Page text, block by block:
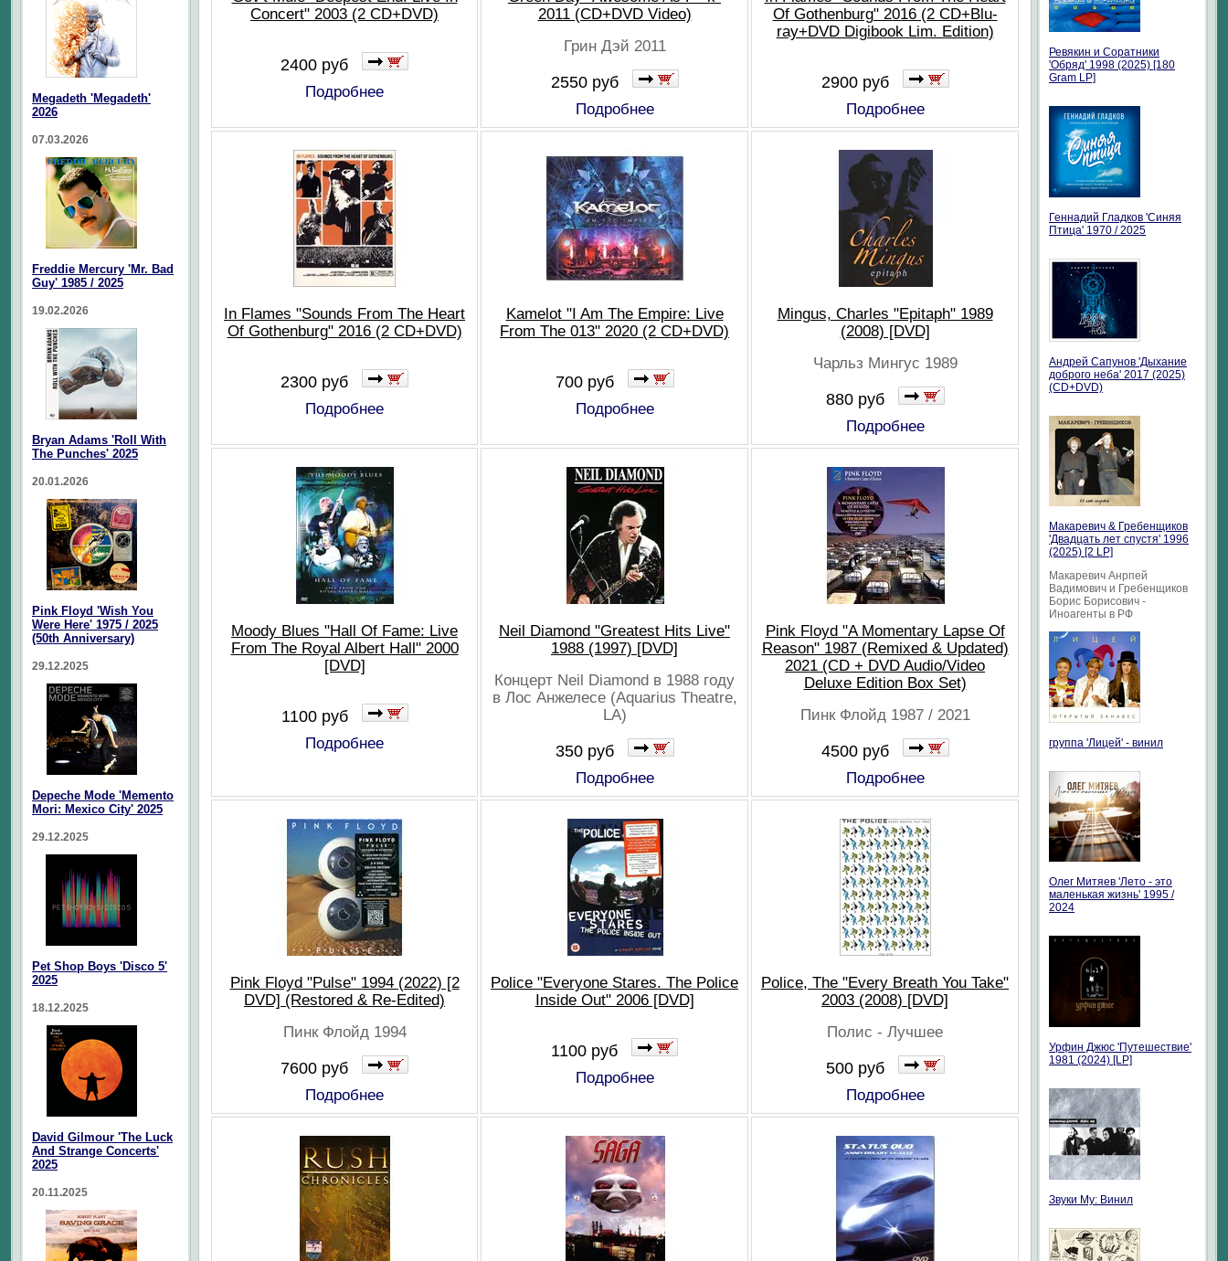
Concert" 2003 (2 CD+DVD)
2400 руб
Подробнее
2011 (CD+DVD Video)
Грин Дэй 2011
2550 руб
Подробнее
Of Gothenburg" 2016 (2 CD+Blu-
ray+DVD Digibook Lim. Edition)
2900 руб
Подробнее
In Flames "Sounds From The Heart
Of Gothenburg" 2016 (2 CD+DVD)
2300 руб
Подробнее
Kamelot "I Am The Empire: Live
From The 013" 2020 (2 CD+DVD)
700 руб
Подробнее
Mingus, Charles "Epitaph" 1989
(2008) [DVD]
Чарльз Мингус 1989
880 руб
Подробнее
Moody Blues "Hall Of Fame: Live
From The Royal Albert Hall" 2000
[DVD]
1100 руб
Подробнее
Neil Diamond "Greatest Hits Live"
1988 (1997) [DVD]
Концерт Neil Diamond в 1988 году
в Лос Анжелесе (Aquarius Theatre,
LA)
350 руб
Подробнее
Pink Floyd "A Momentary Lapse Of
Reason" 1987 (Remixed & Updated)
2021 (CD + DVD Audio/Video
Deluxe Edition Box Set)
Пинк Флойд 1987 / 2021
4500 руб
Подробнее
Pink Floyd "Pulse" 1994 (2022) [2
DVD] (Restored & Re-Edited)
Пинк Флойд 1994
7600 руб
Подробнее
Police "Everyone Stares. The Police
Inside Out" 2006 [DVD]
1100 руб
Подробнее
Police, The "Every Breath You Take"
2003 (2008) [DVD]
Полис - Лучшее
500 руб
Подробнее
Megadeth 'Megadeth'
2026
07.03.2026
Freddie Mercury 'Mr. Bad
Guy' 1985 / 2025
19.02.2026
Bryan Adams 'Roll With
The Punches' 2025
20.01.2026
Pink Floyd 'Wish You
Were Here' 1975 / 2025
(50th Anniversary)
29.12.2025
Depeche Mode 'Memento
Mori: Mexico City' 2025
29.12.2025
Pet Shop Boys 'Disco 5'
2025
18.12.2025
David Gilmour 'The Luck
And Strange Concerts'
2025
20.11.2025
Ревякин и Соратники
'Обряд' 1998 (2025) [180
Gram LP]
Геннадий Гладков 'Синяя
Птица' 1970 / 2025
Андрей Сапунов 'Дыхание
доброго неба' 2017 (2025)
(CD+DVD)
Макаревич & Гребенщиков
'Двадцать лет спустя' 1996
(2025) [2 LP]
Макаревич Анрпей
Вадимович и Гребенщиков
Борис Борисович -
Иноагенты в РФ
группа 'Лицей' - винил
Олег Митяев 'Лето - это
маленькая жизнь' 1995 /
2024
Урфин Джюс 'Путешествие'
1981 (2024) [LP]
Звуки Му: Винил